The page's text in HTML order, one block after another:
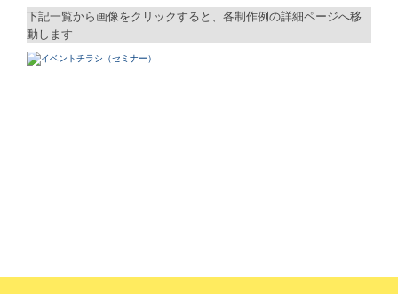
制作プランで探す
下記一覧から画像をクリックすると、各制作例の詳細ページへ移
動します